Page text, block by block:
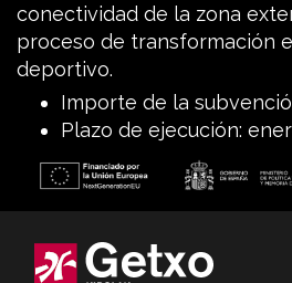
conectividad de la zona
proceso de transformación
deportivo.
Importe de la
Plazo de ejecución: